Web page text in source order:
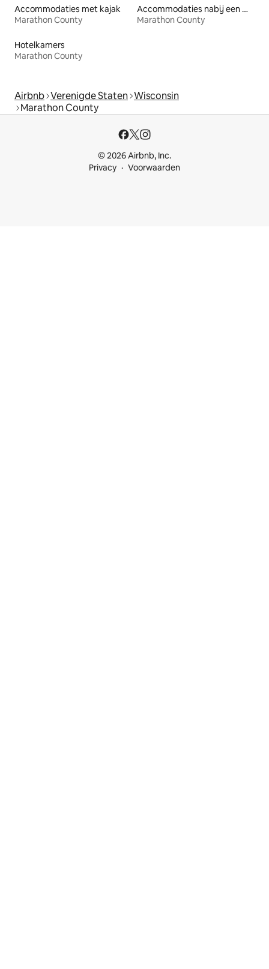
Accommodaties met kajak
Marathon County
Accommodaties nabij een meer
Marathon County
Hotelkamers
Marathon County
Airbnb Verenigde Staten Wisconsin
Marathon County
© 2026 Airbnb, Inc.
Privacy
Voorwaarden